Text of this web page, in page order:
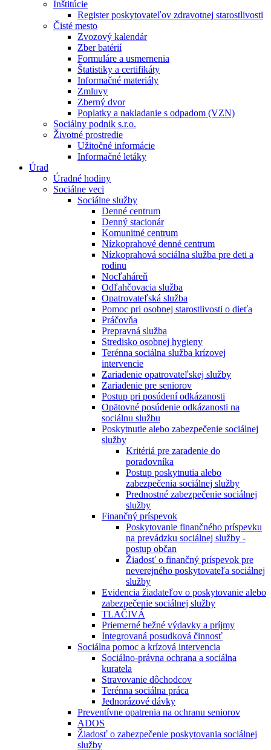
Inštitúcie
Register poskytovateľov zdravotnej starostlivosti
Čisté mesto
Zvozový kalendár
Zber batérií
Formuláre a usmernenia
Štatistiky a certifikáty
Informačné materiály
Zmluvy
Zberný dvor
Poplatky a nakladanie s odpadom (VZN)
Sociálny podnik s.r.o.
Životné prostredie
Užitočné informácie
Informačné letáky
Úrad
Úradné hodiny
Sociálne veci
Sociálne služby
Denné centrum
Denný stacionár
Komunitné centrum
Nízkoprahové denné centrum
Nízkoprahová sociálna služba pre deti a
rodinu
Nocľaháreň
Odľahčovacia služba
Opatrovateľská služba
Pomoc pri osobnej starostlivosti o dieťa
Práčovňa
Prepravná služba
Stredisko osobnej hygieny
Terénna sociálna služba krízovej
intervencie
Zariadenie opatrovateľskej služby
Zariadenie pre seniorov
Postup pri posúdení odkázanosti
Opätovné posúdenie odkázanosti na
sociálnu službu
Poskytnutie alebo zabezpečenie sociálnej
služby
Kritériá pre zaradenie do
poradovníka
Postup poskytnutia alebo
zabezpečenia sociálnej služby
Prednostné zabezpečenie sociálnej
služby
Finančný príspevok
Poskytovanie finančného príspevku
na prevádzku sociálnej služby -
postup občan
Žiadosť o finančný príspevok pre
neverejného poskytovateľa sociálnej
služby
Evidencia žiadateľov o poskytovanie alebo
zabezpečenie sociálnej služby
TLAČIVÁ
Priemerné bežné výdavky a príjmy
Integrovaná posudková činnosť
Sociálna pomoc a krízová intervencia
Sociálno-právna ochrana a sociálna
kuratela
Stravovanie dôchodcov
Terénna sociálna práca
Jednorázové dávky
Preventívne opatrenia na ochranu seniorov
ADOS
Žiadosť o zabezpečenie poskytovania sociálnej
služby